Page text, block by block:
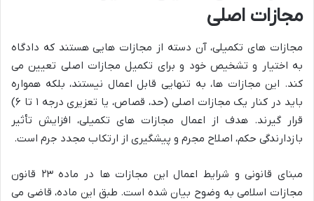
مجازات اصلی
مجازات های تکمیلی، آن دسته از مجازات هایی هستند که دادگاه
به اختیار و تشخیص خود و برای تکمیل مجازات اصلی تعیین می
کند. این مجازات ها، به تنهایی قابل اعمال نیستند، بلکه همواره
باید در کنار یک مجازات اصلی (حد، قصاص، یا تعزیری درجه ۱ تا ۶)
قرار گیرند. هدف از اعمال مجازات های تکمیلی، افزایش تأثیر
بازدارندگی حکم، اصلاح مجرم و پیشگیری از ارتکاب مجدد جرم است.
مبنای قانونی و شرایط اعمال این مجازات ها در ماده ۲۳ قانون
مجازات اسلامی به وضوح بیان شده است. طبق این ماده، قاضی می